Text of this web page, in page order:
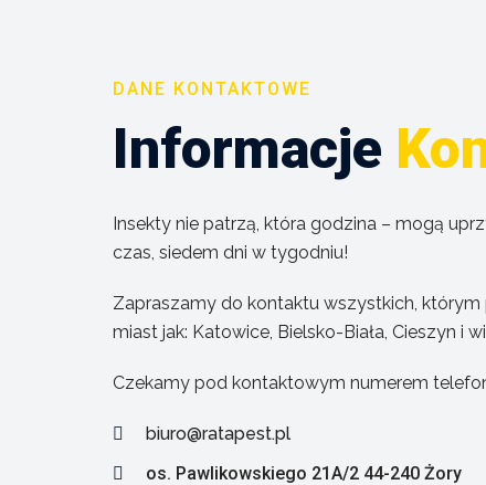
DANE KONTAKTOWE
Informacje
Insekty nie patrzą, która godzina – mogą
czas, siedem dni w tygodniu!
Zapraszamy do kontaktu wszystkich,
miast jak: Katowice, Bielsko-Biała, Cieszyn i
Czekamy pod kontaktowym numerem
biuro@ratapest.pl
os. Pawlikowskiego 21A/2 44-240 Żory